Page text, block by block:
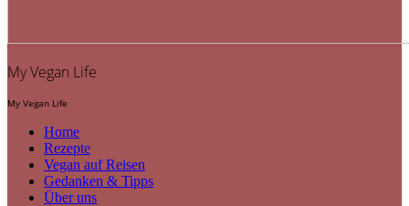
My Vegan Life
My Vegan Life
Home
Rezepte
Vegan auf Reisen
Gedanken & Tipps
Über uns